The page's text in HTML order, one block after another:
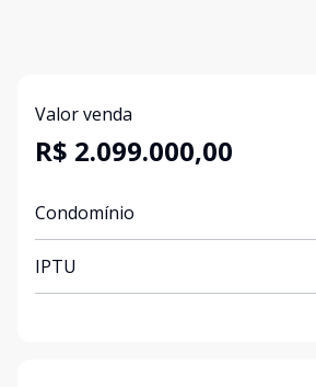
Valor venda
R$ 2.099.000,00
Condomínio
IPTU